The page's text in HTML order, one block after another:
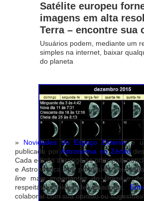
Satélite europeu
imagens em alta
Terra – encontre sua
Usuários podem, mediante um
simples na internet, baixar
do planeta
» Novidades do Espaço Exterioré
publicado porAstronomia no Zênite
Cada edição abrange as principais
e Astronáutica, em português,
line mais importantes do Brasil e de
respeitáveisblogsde amadores.
colaborar com sua opinião ou